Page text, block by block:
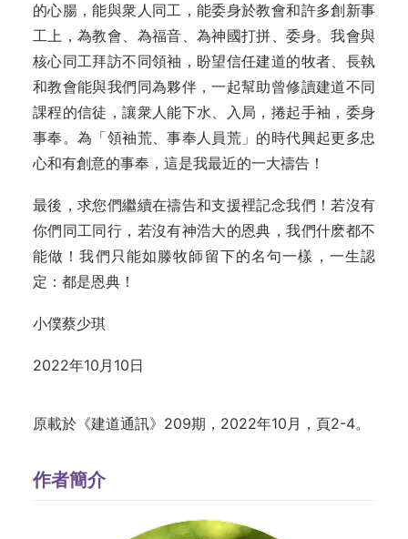
的心腸，能與衆人同工，能委身於教會和許多創新事
工上，為教會、為福音、為神國打拼、委身。我會與
核心同工拜訪不同領袖，盼望信任建道的牧者、長執
和教會能與我們同為夥伴，一起幫助曾修讀建道不同
課程的信徒，讓衆人能下水、入局，捲起手袖，委身
事奉。為「領袖荒、事奉人員荒」的時代興起更多忠
心和有創意的事奉，這是我最近的一大禱告！
最後，求您們繼續在禱告和支援裡記念我們！若沒有
你們同工同行，若沒有神浩大的恩典，我們什麽都不
能做！我們只能如滕牧師留下的名句一樣，一生認
定：都是恩典！
小僕蔡少琪
2022年10月10日
原載於《建道通訊》209期，2022年10月，頁2-4。
作者簡介